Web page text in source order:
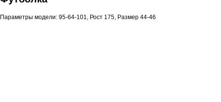
Параметры модели: 95-64-101, Рост 175, Размер 44-46